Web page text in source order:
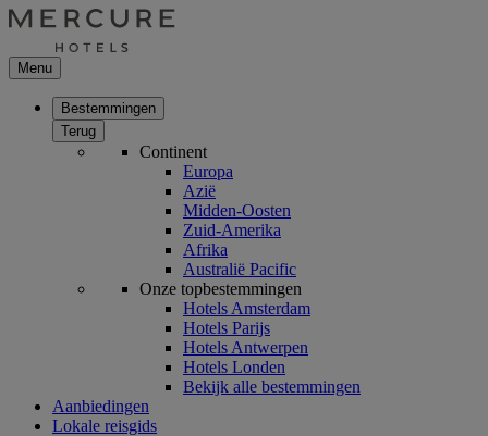
Menu
Bestemmingen
Terug
Continent
Europa
Azië
Midden-Oosten
Zuid-Amerika
Afrika
Australië Pacific
Onze topbestemmingen
Hotels Amsterdam
Hotels Parijs
Hotels Antwerpen
Hotels Londen
Bekijk alle bestemmingen
Aanbiedingen
Lokale reisgids